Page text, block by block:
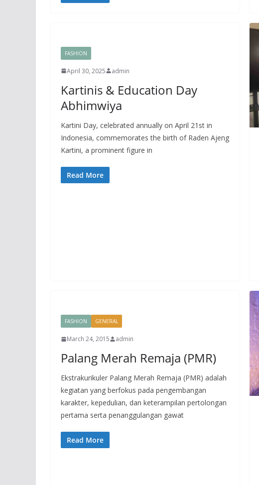
FASHION
April 30, 2025 admin
Kartinis & Education Day
Abhimwiya
Kartini Day, celebrated annually on April 21st in
Indonesia, commemorates the birth of Raden Ajeng
Kartini, a prominent figure in
Read More
FASHION GENERAL
March 24, 2015 admin
Palang Merah Remaja (PMR)
Ekstrakurikuler Palang Merah Remaja (PMR) adalah
kegiatan yang berfokus pada pengembangan
karakter, kepedulian, dan keterampilan pertolongan
pertama serta penanggulangan gawat
Read More